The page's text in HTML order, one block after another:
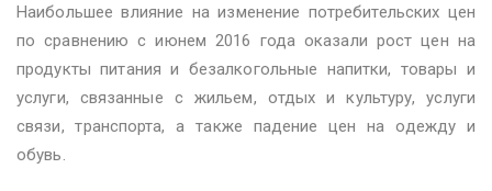
Наибольшее влияние на изменение потребительских цен
по сравнению с июнем 2016 года оказали рост цен на
продукты питания и безалкогольные напитки, товары и
услуги, связанные с жильем, отдых и культуру, услуги
связи, транспорта, а также падение цен на одежду и
обувь.